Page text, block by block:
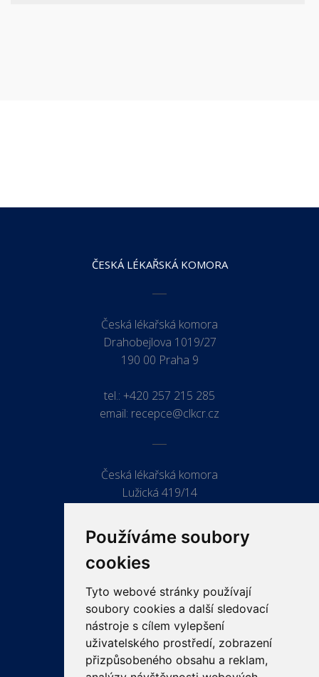
Používáme soubory
cookies
Tyto webové stránky používají
soubory cookies a další sledovací
nástroje s cílem vylepšení
uživatelského prostředí, zobrazení
přizpůsobeného obsahu a reklam,
ČESKÁ LÉKAŘSKÁ KOMORA
Česká lékařská komora
Drahobejlova 1019/27
190 00 Praha 9
tel.: +420 257 215 285
email: recepce@clkcr.cz
Česká lékařská komora
Lužická 419/14
ODKAZY
PRO LÉKAŘE
PRO VEŘEJNOST
VZDĚLÁVÁNÍ